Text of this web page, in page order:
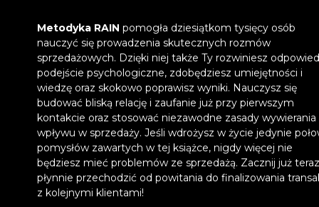
Metodyka RAIN pomogła dziesiątkom tysięcy osób
nauczyć się prowadzenia skutecznych rozmów
sprzedażowych. Dzięki niej także Ty rozwiniesz
podejście psychologiczne, zdobędziesz umiejętności i
wiedzę oraz skokowo poprawisz wyniki. Nauczysz się
budować bliską relację i zaufanie już przy pierwszym
kontakcie oraz stosować niezawodne zasady wywierania
wpływu w sprzedaży. Jeśli wdrożysz w życie jedynie
pomysłów zawartych w tej książce, nigdy więcej nie
będziesz mieć problemów ze sprzedażą. Zacznij już teraz
płynnie przechodzić od powitania do finalizowania
z kolejnymi klientami!